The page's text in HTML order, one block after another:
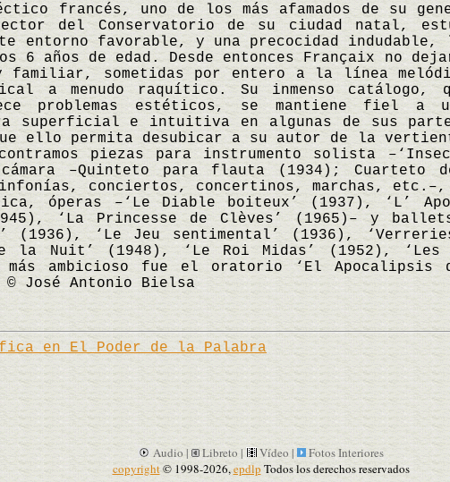
francés, uno de los más afamados de su
del Conservatorio de su ciudad natal,
entorno favorable, y una precocidad
6 años de edad. Desde entonces Françaix no
familiar, sometidas por entero a la línea
a menudo raquítico. Su inmenso catálogo,
problemas estéticos, se mantiene fiel a
superficial e intuitiva en algunas de sus
ello permita desubicar a su autor de la
piezas para instrumento solista
–Quinteto para flauta (1934); Cuarteto
conciertos, concertinos, marchas,
óperas –‘Le Diable boiteux’ (1937), ‘L’
‘La Princesse de Clèves’ (1965)– y
(1936), ‘Le Jeu sentimental’ (1936),
la Nuit’ (1948), ‘Le Roi Midas’ (1952), ‘Les
más ambicioso fue el oratorio ‘El Apocalipsis
José Antonio Bielsa
en El Poder de la Palabra
Audio | Libreto | Vídeo |
Fotos Interiores
copyright© 1998-2026,epdlp Todos los derechos reservados